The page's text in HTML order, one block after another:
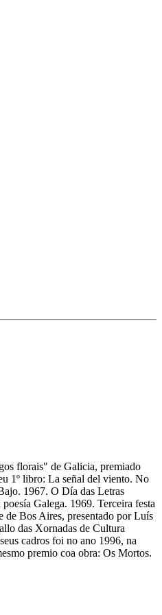
florais" de Galicia, premiado
1º libro: La señal del viento. No
1967. O Día das Letras
Galega. 1969. Terceira festa
de Bos Aires, presentado por Luís
das Xornadas de Cultura
cadros foi no ano 1996, na
premio coa obra: Os Mortos.